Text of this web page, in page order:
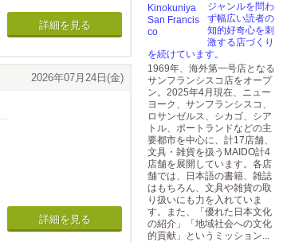
詳細を見る
2026年07月24日(金)
詳細を見る
ジャンルを問わ
ず幅広い読者の
知的好奇心を刺
激する店づくり
を続けています。
1969年、海外第一号店となる
サンフランシスコ店をオープ
ン。2025年4月現在、ニュー
ヨーク、サンフランシスコ、
ロサンゼルス、シカゴ、シア
トル、ポートランドなどの主
要都市を中心に、計17店舗、
文具・雑貨を扱うMAIDO計4
店舗を展開しています。各店
舗では、日本語の書籍、雑誌
はもちろん、文具や雑貨の取
り扱いにも力を入れていま
す。また、「優れた日本文化
の紹介」「地域社会への文化
的貢献」というミッション...